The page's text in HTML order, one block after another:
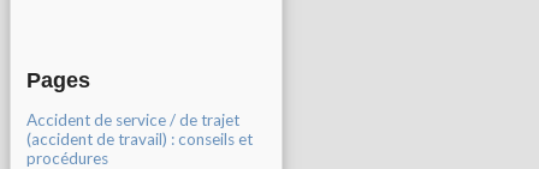
Pages
Accident de service / de trajet
(accident de travail) : conseils et
procédures